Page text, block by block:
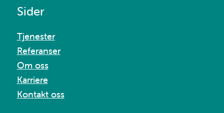
Sider
Tjenester
Referanser
Om oss
Karriere
Kontakt oss